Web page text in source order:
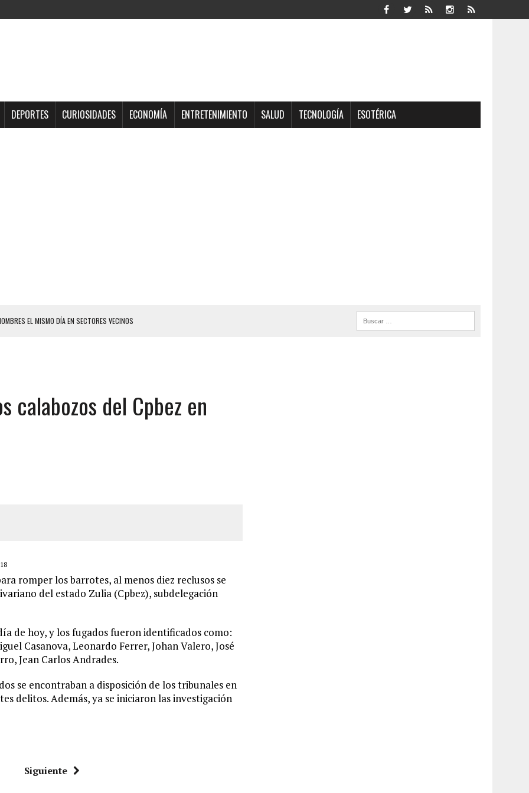
DEPORTES CURIOSIDADES ECONOMÍA ENTRETENIMIENTO SALUD TECNOLOGÍA ESOTÉRICA
EL MISMO DÍA EN SECTORES VECINOS
DE LAS UÑAS BONITAS’ 42 DÍAS DESPUÉS DE LOS TERREMOTOS EN LA
EL CUERPO DENTRO DE SU CASA
VENEZOLANA EN REUNIÓN CON AMIGOS
A UNA ADOLESCENTE DE 13 AÑOS TRAS ABUSAR DE ELLA
Y SU FAMILIA TRAS LOS TERREMOTOS: CAYERON DESDE EL PISO NUEVE DEL
A SU PRIMA Y A OTRO FAMILIAR EN BOLÍVAR
calabozos del Cpbez en
romper los barrotes, al menos diez reclusos se
del estado Zulia (Cpbez), subdelegación
de hoy, y los fugados fueron identificados como:
Casanova, Leonardo Ferrer, Johan Valero, José
Jean Carlos Andrades.
se encontraban a disposición de los tribunales en
delitos. Además, ya se iniciaron las investigación
Siguiente